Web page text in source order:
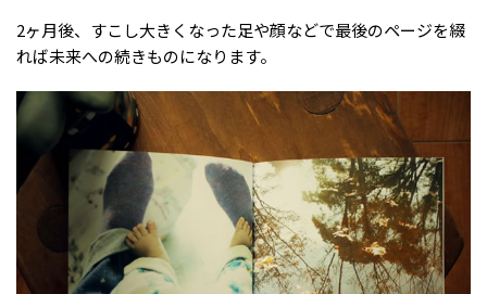
2ヶ月後、すこし大きくなった足や顔などで最後のページを綴
れば未来への続きものになります。